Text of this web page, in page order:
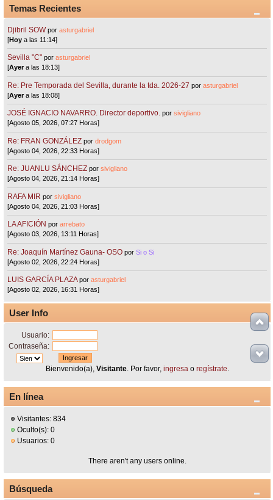
Temas Recientes
Djibril SOW porasturgabriel
[Hoy a las 11:14]
Sevilla "C"porasturgabriel
[Ayera las 18:13]
Re: Pre Temporada del Sevilla, durante la tda. 2026-27 porasturgabriel
[Ayera las 18:08]
JOSÉ IGNACIO NAVARRO. Director deportivo. porsivigliano
[Agosto 05, 2026, 07:27 Horas]
Re: FRAN GONZÁLEZ pordrodgom
[Agosto 04, 2026, 22:33 Horas]
Re: JUANLU SÁNCHEZ porsivigliano
[Agosto 04, 2026, 21:14 Horas]
RAFA MIR porsivigliano
[Agosto 04, 2026, 21:03 Horas]
LA AFICIÓN porarrebato
[Agosto 03, 2026, 13:11 Horas]
Re: Joaquín Martínez Gauna- OSO porSi o Si
[Agosto 02, 2026, 22:24 Horas]
LUIS GARCÍA PLAZA porasturgabriel
[Agosto 02, 2026, 16:31 Horas]
User Info
Usuario:
Contraseña:
Bienvenido(a), Visitante. Por favor, ingresao regístrate.
En línea
Visitantes: 834
Oculto(s): 0
Usuarios: 0
There aren't any users online.
Búsqueda